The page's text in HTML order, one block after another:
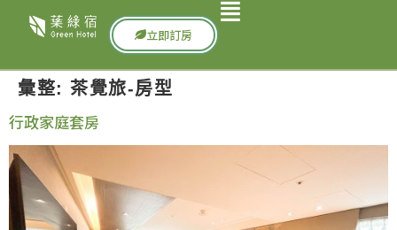
立即訂房
彙整: 茶覺旅-房型
行政家庭套房